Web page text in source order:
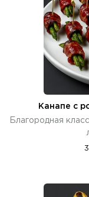
Канапе с
Благородная